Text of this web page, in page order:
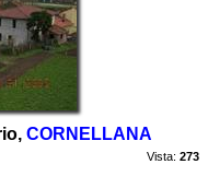
CORNELLANA
Vista: 273